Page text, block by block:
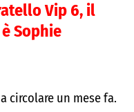
Vip 6, il
Sophie
circolare un mese fa.